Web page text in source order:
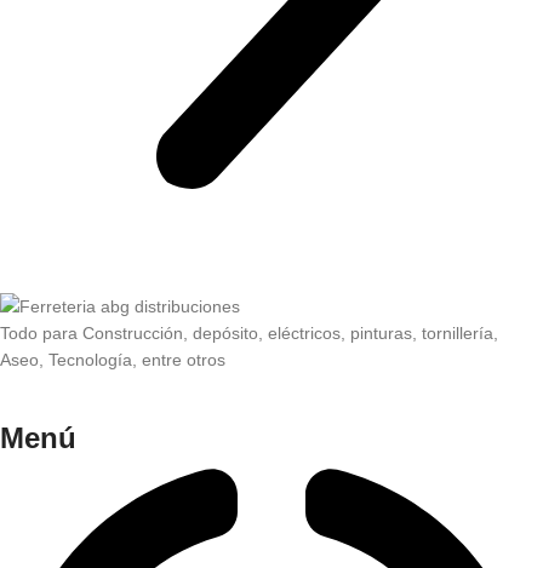
Todo para Construcción, depósito, eléctricos, pinturas, tornillería,
Aseo, Tecnología, entre otros
Menú